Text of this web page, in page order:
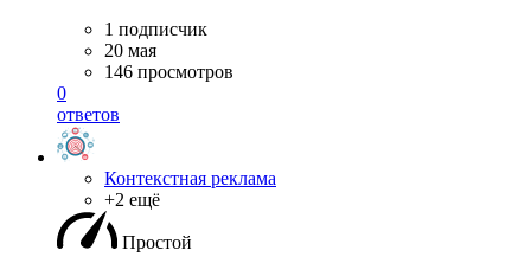
1 подписчик
20 мая
146 просмотров
0
ответов
Контекстная реклама
+2 ещё
Простой